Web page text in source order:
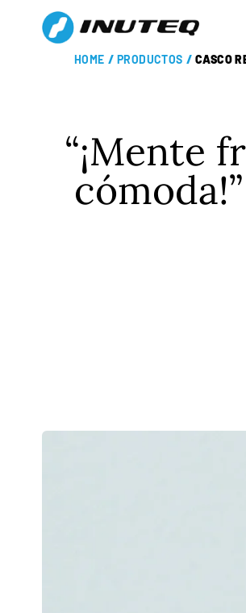
HOME / PRODUCTOS / CASCO
¡Mente
cómoda!